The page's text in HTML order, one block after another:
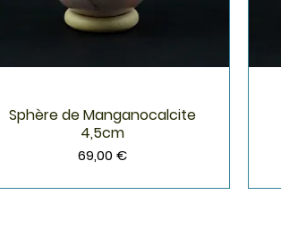
Aperçu rapide
Sphère de Manganocalcite
4,5cm
Prix
69,00 €